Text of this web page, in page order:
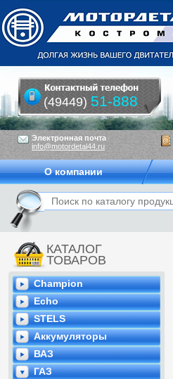
КАТАЛОГ
ТОВАРОВ
Champion
Echo
STELS
Аккумуляторы
ВАЗ
ГАЗ
Электронная почта
info@motordetal44.ru
(49449) 51-888
О компании